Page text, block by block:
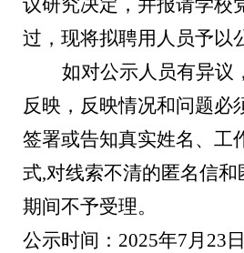
议研究决定，并报请学校
过 ，现将拟聘用人员予以
如对公示人员有异议
反映，反映情况和问题必
签署或告知真实姓名、工
式,对线索不清的匿名信
期间不予受理。
公示时间： 2025年7月 23